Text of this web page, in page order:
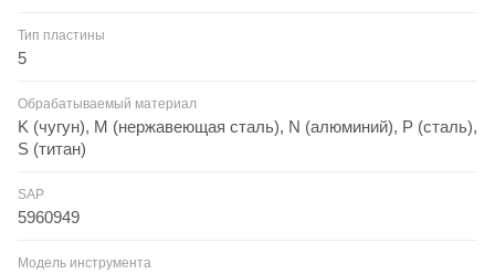
Тип пластины
5
Обрабатываемый материал
K (чугун), M (нержавеющая сталь), N (алюминий), P (сталь),
S (титан)
SAP
5960949
Модель инструмента